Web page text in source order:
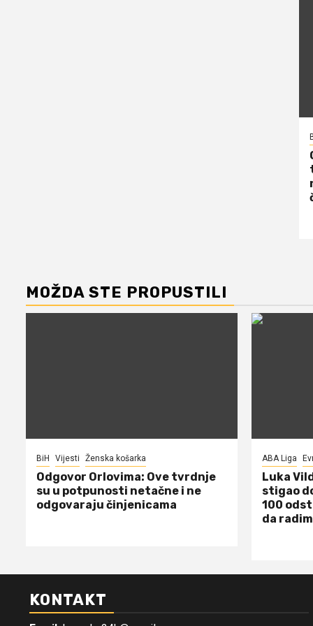
MOŽDA STE PROPUSTILI
BiH Vijesti Ženska košarka
Odgovor Orlovima: ​Ove tvrdnje
su u potpunosti netačne i ne
odgovaraju činjenicama
ABA Liga
Luka
stigao
100
da
KONTAKT